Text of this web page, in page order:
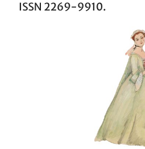
ISSN 2269-9910.